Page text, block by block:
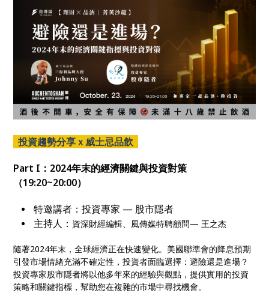
投資趨勢分享ｘ威士忌品飲
Part I ：2024年末的經濟關鍵與投資對策
（19:20~20:00）
特邀講者：投資專家 — 股市隱者
主持人： 資深財經編輯、風傳媒特聘顧問— 王之杰
隨著2024年末，全球經濟正在快速變化。美國聯準會的降息預期
引發市場情緒充滿不確定性，投資者面臨選擇：避險還是進場？
投資專家股市隱者將以他多年來的經驗與觀點，提供實用的投資
策略和關鍵指標，幫助您在複雜的市場中尋找機會。